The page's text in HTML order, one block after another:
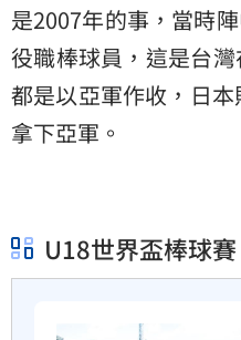
是2007年的事，當時
役職棒球員，這是台
都是以亞軍作收，日
拿下亞軍。
U18世界盃棒球賽